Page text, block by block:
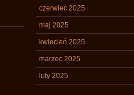
czerwiec 2025
maj 2025
kwiecień 2025
marzec 2025
luty 2025